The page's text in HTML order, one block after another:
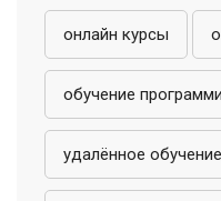
онлайн курсы
обучение
удалённое обучение